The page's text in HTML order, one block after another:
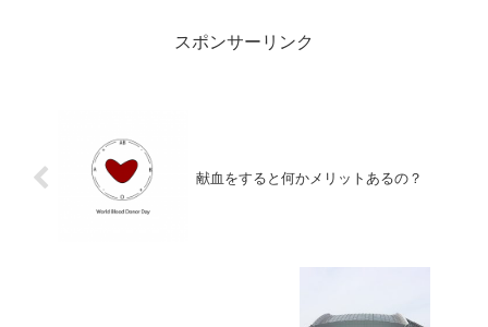
スポンサーリンク
献血をすると何かメリットあるの？